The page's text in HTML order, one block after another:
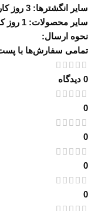
سایر انگشترها: 3 روز کاری
سایر محصولات: 1 روز کاری
نحوه ارسال:
تمامی سفارش‌ها با
0 دیدگاه
0
0
0
0